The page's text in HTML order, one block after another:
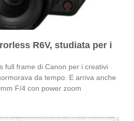
R6V, studiata per i
full frame di Canon per i creativi
da tempo. E arriva anche
F/4 con power zoom